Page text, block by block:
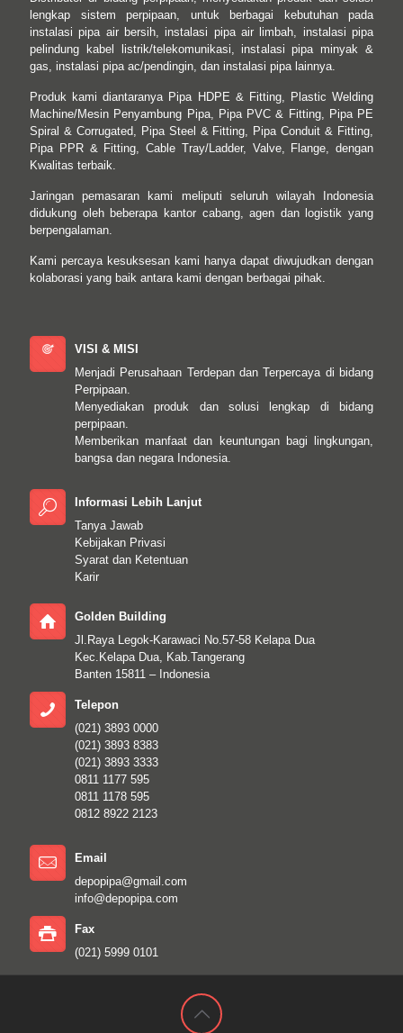
lengkap sistem perpipaan, untuk berbagai kebutuhan pada
instalasi pipa air bersih, instalasi pipa air limbah, instalasi pipa
pelindung kabel listrik/telekomunikasi, instalasi pipa minyak &
gas, instalasi pipa ac/pendingin, dan instalasi pipa lainnya.
Produk kami diantaranya Pipa HDPE & Fitting, Plastic Welding
Machine/Mesin Penyambung Pipa, Pipa PVC & Fitting, Pipa PE
Spiral & Corrugated, Pipa Steel & Fitting, Pipa Conduit & Fitting,
Pipa PPR & Fitting, Cable Tray/Ladder, Valve, Flange, dengan
Kwalitas terbaik.
Jaringan pemasaran kami meliputi seluruh wilayah Indonesia
didukung oleh beberapa kantor cabang, agen dan logistik yang
berpengalaman.
Kami percaya kesuksesan kami hanya dapat diwujudkan dengan
kolaborasi yang baik antara kami dengan berbagai pihak.
VISI & MISI
Menjadi Perusahaan Terdepan dan Terpercaya di bidang
Perpipaan.
Menyediakan produk dan solusi lengkap di bidang
perpipaan.
Memberikan manfaat dan keuntungan bagi lingkungan,
bangsa dan negara Indonesia.
Informasi Lebih Lanjut
Tanya Jawab
Kebijakan Privasi
Syarat dan Ketentuan
Karir
Golden Building
Jl.Raya Legok-Karawaci No.57-58 Kelapa Dua
Kec.Kelapa Dua, Kab.Tangerang
Banten 15811 – Indonesia
Telepon
(021) 3893 0000
(021) 3893 8383
(021) 3893 3333
0811 1177 595
0811 1178 595
0812 8922 2123
Email
depopipa@gmail.com
info@depopipa.com
Fax
(021) 5999 0101